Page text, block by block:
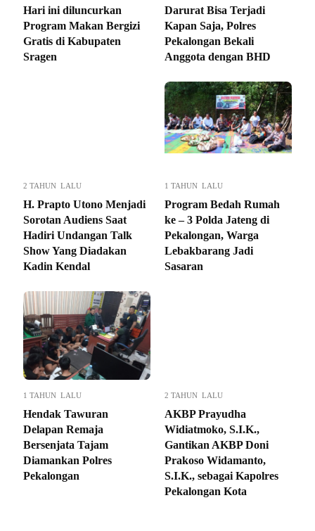
Hari ini diluncurkan
Program Makan Bergizi
Gratis di Kabupaten
Sragen
Darurat Bisa Terjadi
Kapan Saja, Polres
Pekalongan Bekali
Anggota dengan BHD
2 TAHUN LALU
H. Prapto Utono Menjadi
Sorotan Audiens Saat
Hadiri Undangan Talk
Show Yang Diadakan
Kadin Kendal
1 TAHUN LALU
Program Bedah Rumah
ke – 3 Polda Jateng di
Pekalongan, Warga
Lebakbarang Jadi
Sasaran
1 TAHUN LALU
Hendak Tawuran
Delapan Remaja
Bersenjata Tajam
Diamankan Polres
Pekalongan
2 TAHUN LALU
AKBP Prayudha
Widiatmoko, S.I.K.,
Gantikan AKBP Doni
Prakoso Widamanto,
S.I.K., sebagai Kapolres
Pekalongan Kota